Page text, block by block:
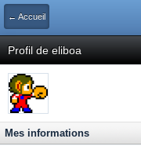
← Accueil
Profil de eliboa
Mes informations